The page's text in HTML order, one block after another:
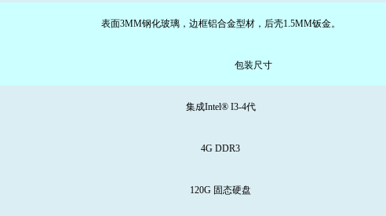
表面3MM钢化玻璃，边框铝合金型材，后壳1.5MM钣金。
包装尺寸
集成Intel®I3-4代
4G DDR3
120G 固态硬盘